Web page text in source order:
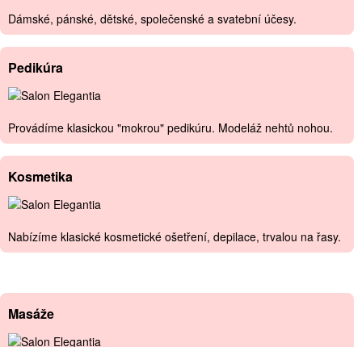
Dámské, pánské, dětské, společenské a svatební účesy.
Pedikúra
Provádíme klasickou "mokrou" pedikúru. Modeláž nehtů nohou.
Kosmetika
Nabízíme klasické kosmetické ošetření, depilace, trvalou na řasy.
Masáže